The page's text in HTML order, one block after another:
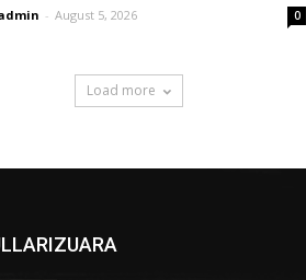
- August 5, 2026 0
Load more